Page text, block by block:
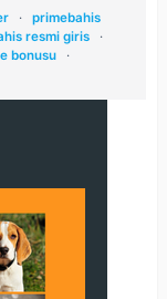
·
primebahis
resmi giris
·
bonusu
·